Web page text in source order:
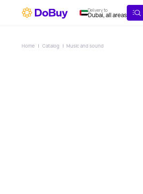
Delivery to
Dubai, all areas
Home Catalog Music and sound